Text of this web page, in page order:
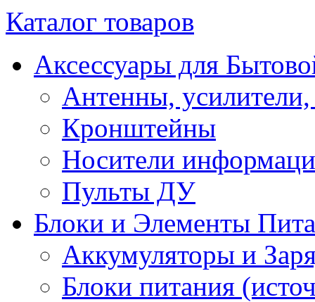
Каталог товаров
Аксессуары для
Антенны, усилители,
Кронштейны
Носители
Пульты ДУ
Блоки и Элементы
Аккумуляторы и
Блоки питания